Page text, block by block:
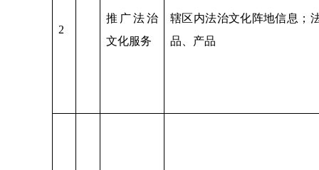
2
推广法治
文化服务
辖区内法治文化阵地信息；
品、产品